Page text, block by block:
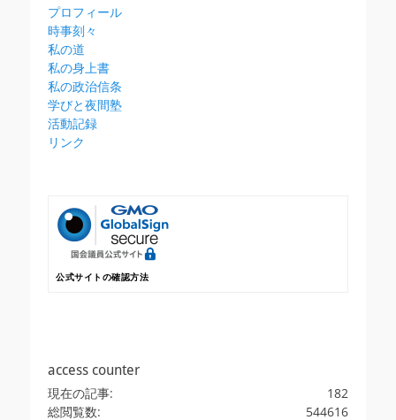
プロフィール
時事刻々
私の道
私の身上書
私の政治信条
学びと夜間塾
活動記録
リンク
公式サイトの確認方法
access counter
182
現在の記事:
544616
総閲覧数: